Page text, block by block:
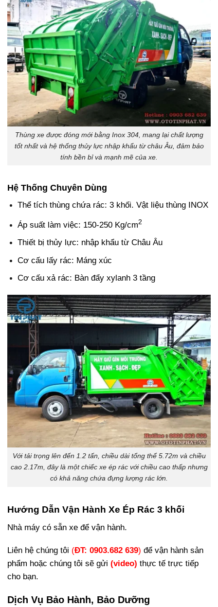
Thùng xe được đóng mới bằng Inox 304, mang lại chất lượng
tốt nhất và hệ thống thủy lực nhập khẩu từ châu Âu, đảm bảo
tính bền bỉ và mạnh mẽ của xe.
Hệ Thống Chuyên Dùng
Thể tích thùng chứa rác: 3 khối. Vật liệu thùng INOX
Áp suất làm việc: 150-250 Kg/cm2
Thiết bị thủy lực: nhập khẩu từ Châu Âu
Cơ cấu lấy rác: Máng xúc
Cơ cấu xả rác: Bàn đẩy xylanh 3 tầng
Với tải trọng lên đến 1.2 tấn, chiều dài tổng thể 5.72m và chiều
cao 2.17m, đây là một chiếc xe ép rác với chiều cao thấp nhưng
có khả năng chứa đựng lượng rác lớn.
Hướng Dẫn Vận Hành Xe Ép Rác 3 khối
Nhà máy có sẵn xe để vận hành.
Liên hệ chúng tôi (ĐT: 0903.682 639) để vận hành sản
phẩm hoặc chúng tôi sẽ gửi (video) thực tế trực tiếp
cho bạn.
Dịch Vụ Bảo Hành, Bảo Dưỡng